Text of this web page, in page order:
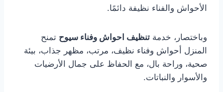
الأحواش والفناء نظيفة دائمًا.
وباختصار، خدمة تنظيف احواش وفناء سيوح تمنح
المنزل أحواش وفناء نظيف، مرتب، مظهر جذاب، بيئة
صحية، وراحة بال، مع الحفاظ على جمال الأرضيات
والأسوار والنباتات.